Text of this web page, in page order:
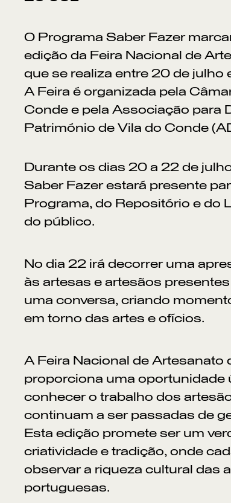
O Programa Saber Fazer
edição da Feira Nacional de
que se realiza entre 20 de
A Feira é organizada pela
Conde e pela Associação para
Património de Vila do Conde
Durante os dias 20 a 22 de
Saber Fazer estará presente
Programa, do Repositório e do
do público.
No dia 22 irá decorrer uma
às artesas e artesãos
uma conversa, criando
em torno das artes e ofícios.
A Feira Nacional de Artesanato
proporciona uma oportunidade
conhecer o trabalho dos
continuam a ser passadas de
Esta edição promete ser um
criatividade e tradição, onde
observar a riqueza cultural das
portuguesas.